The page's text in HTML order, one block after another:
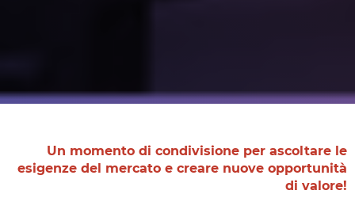
Un momento di condivisione per ascoltare le
esigenze del mercato e creare nuove opportunità
di valore!